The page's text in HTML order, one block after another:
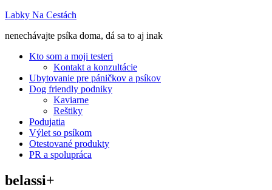
Labky Na Cestách
nenechávajte psíka doma, dá sa to aj inak
Kto som a moji testeri
Kontakt a konzultácie
Ubytovanie pre páničkov a psíkov
Dog friendly podniky
Kaviarne
Reštiky
Podujatia
Výlet so psíkom
Otestované produkty
PR a spolupráca
belassi+